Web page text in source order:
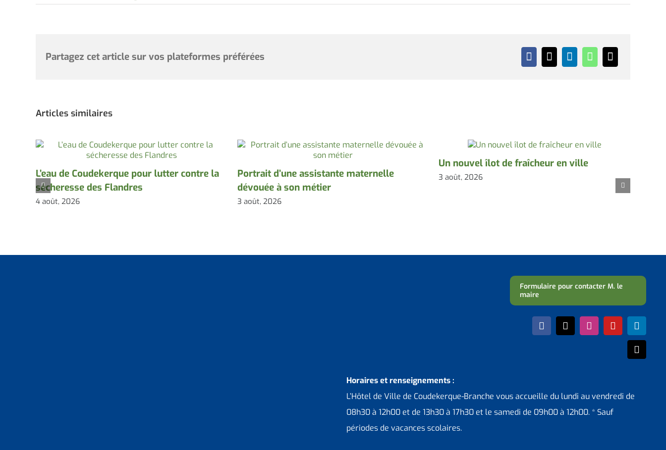
Partagez cet article sur vos plateformes préférées
Articles similaires
L’eau de Coudekerque pour lutter contre la
sécheresse des Flandres
4 août, 2026
Portrait d’une assistante maternelle
dévouée à son métier
3 août, 2026
Un nouvel îlot de fraîcheur en ville
3 août, 2026
Formulaire pour contacter M. le
maire
Horaires et renseignements :
L’Hôtel de Ville de Coudekerque-Branche vous accueille du lundi au vendredi de
08h30 à 12h00 et de 13h30 à 17h30 et le samedi de 09h00 à 12h00. * Sauf
périodes de vacances scolaires.